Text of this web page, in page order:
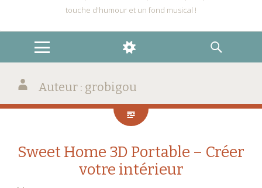
touche d'humour et un fond musical !
MENU
WIDGETS
RECHERCHE
Auteur : grobigou
Sweet Home 3D Portable – Créer
votre intérieur